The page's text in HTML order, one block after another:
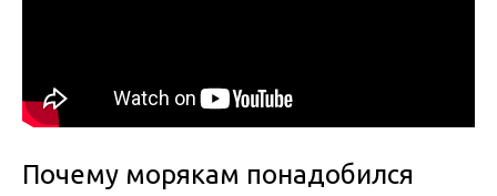
Почему морякам понадобился